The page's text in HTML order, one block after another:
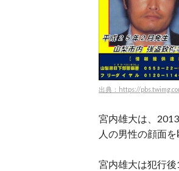
出典：https://
宮内雄大は、
人の男性の顔面
宮内雄大は犯行